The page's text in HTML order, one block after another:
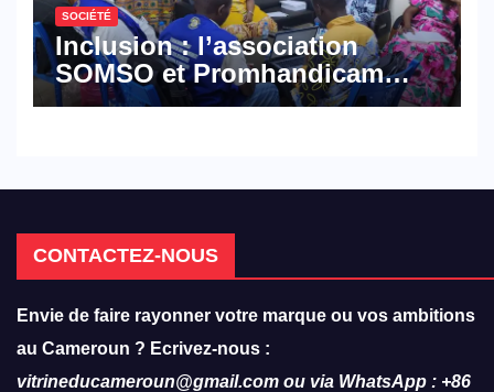
SOCIÉTÉ
Inclusion : l’association
SOMSO et Promhandicam
militent en faveur d’une
CONTACTEZ-NOUS
Envie de faire rayonner votre marque ou vos ambitions
au Cameroun ? Ecrivez-nous :
vitrineducameroun@gmail.com ou via WhatsApp : +86